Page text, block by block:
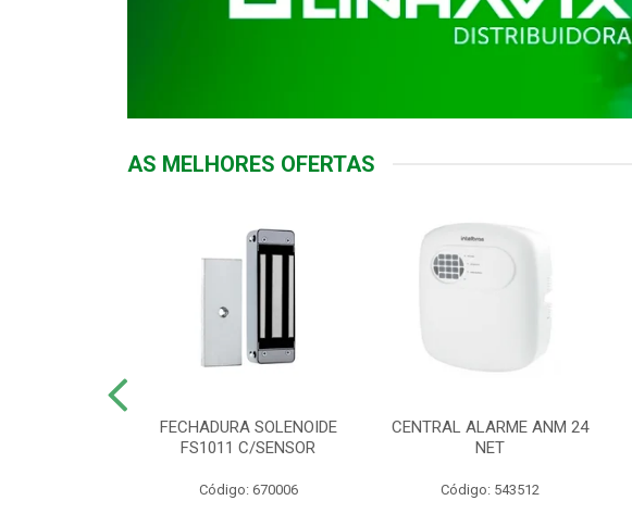
AS MELHORES OFERTAS
FECHADURA SOLENOIDE
FS1011 C/SENSOR
Código: 670006
CENTRAL ALARME ANM 24
NET
Código: 543512